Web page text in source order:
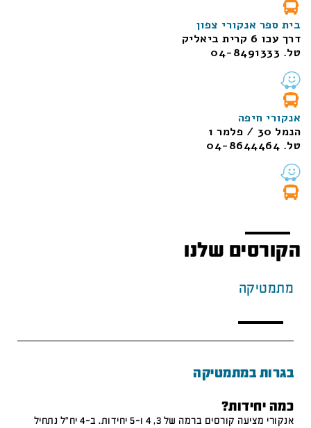
בית ספר אנקורי צפון
דרך עכו 6 קרית ביאליק
טל. 04-8491333
אנקורי חיפה
הנמל 30 / פלמר 1
טל. 04-8644464
הקורסים שלנו
מתמטיקה
בגרות במתמטיקה
כמה יחידות?
אנקורי מציעה קורסים ברמה של 3, 4 ו-5 יחידות. ב-4 יח"ל נתחיל